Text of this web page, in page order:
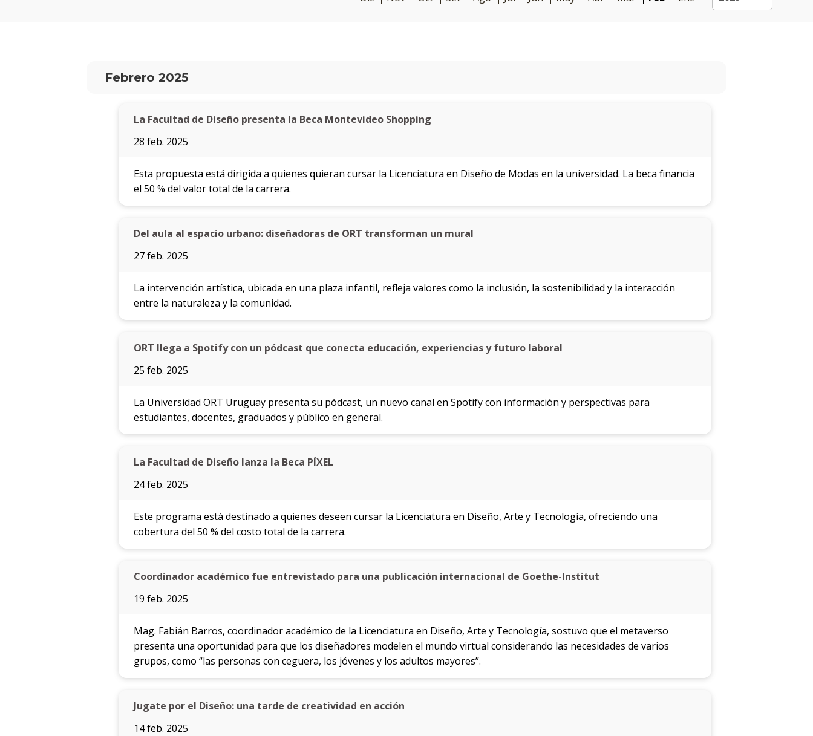
Febrero 2025
La Facultad de Diseño presenta la Beca Montevideo Shopping
28 feb. 2025
Esta propuesta está dirigida a quienes quieran cursar la Licenciatura en Diseño de Modas en la universidad. La beca financia
el 50 % del valor total de la carrera.
Del aula al espacio urbano: diseñadoras de ORT transforman un mural
27 feb. 2025
La intervención artística, ubicada en una plaza infantil, refleja valores como la inclusión, la sostenibilidad y la interacción
entre la naturaleza y la comunidad.
ORT llega a Spotify con un pódcast que conecta educación, experiencias y futuro laboral
25 feb. 2025
La Universidad ORT Uruguay presenta su pódcast, un nuevo canal en Spotify con información y perspectivas para
estudiantes, docentes, graduados y público en general.
La Facultad de Diseño lanza la Beca PÍXEL
24 feb. 2025
Este programa está destinado a quienes deseen cursar la Licenciatura en Diseño, Arte y Tecnología, ofreciendo una
cobertura del 50 % del costo total de la carrera.
Coordinador académico fue entrevistado para una publicación internacional de Goethe-Institut
19 feb. 2025
Mag. Fabián Barros, coordinador académico de la Licenciatura en Diseño, Arte y Tecnología, sostuvo que el metaverso
presenta una oportunidad para que los diseñadores modelen el mundo virtual considerando las necesidades de varios
grupos, como “las personas con ceguera, los jóvenes y los adultos mayores”.
Jugate por el Diseño: una tarde de creatividad en acción
14 feb. 2025